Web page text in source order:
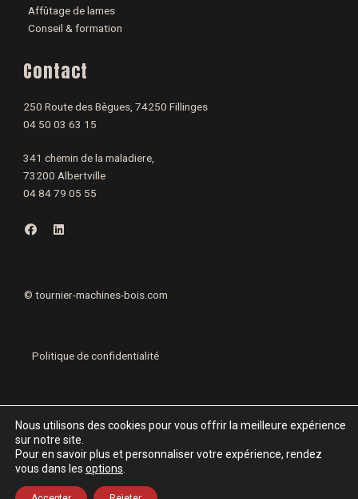
Affûtage de lames
Conseil & formation
Contact
250 Route des Bègues, 74250 Fillinges
04 50 03 63 15
341 chemin de la maladiere,
73200 Albertville
04 84 79 05 55
F
a
o
L
i
i
© tournier-machines-bois.com
Politique de confidentialité
Nous utilisons des cookies pour vous offrir la meilleure expérience
sur notre site.
Pour en savoir plus et personnaliser votre expérience, rendez
vous dans les options